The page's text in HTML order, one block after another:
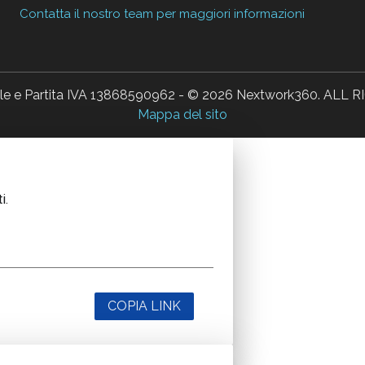
Contatta il nostro team per maggiori informazioni
e Partita IVA 13868590962 - © 2026 Nextwork360. ALL
Mappa del sito
COPIA LINK